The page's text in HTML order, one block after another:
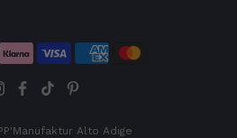
Alto Adige
provato molti prodotti e ne ho